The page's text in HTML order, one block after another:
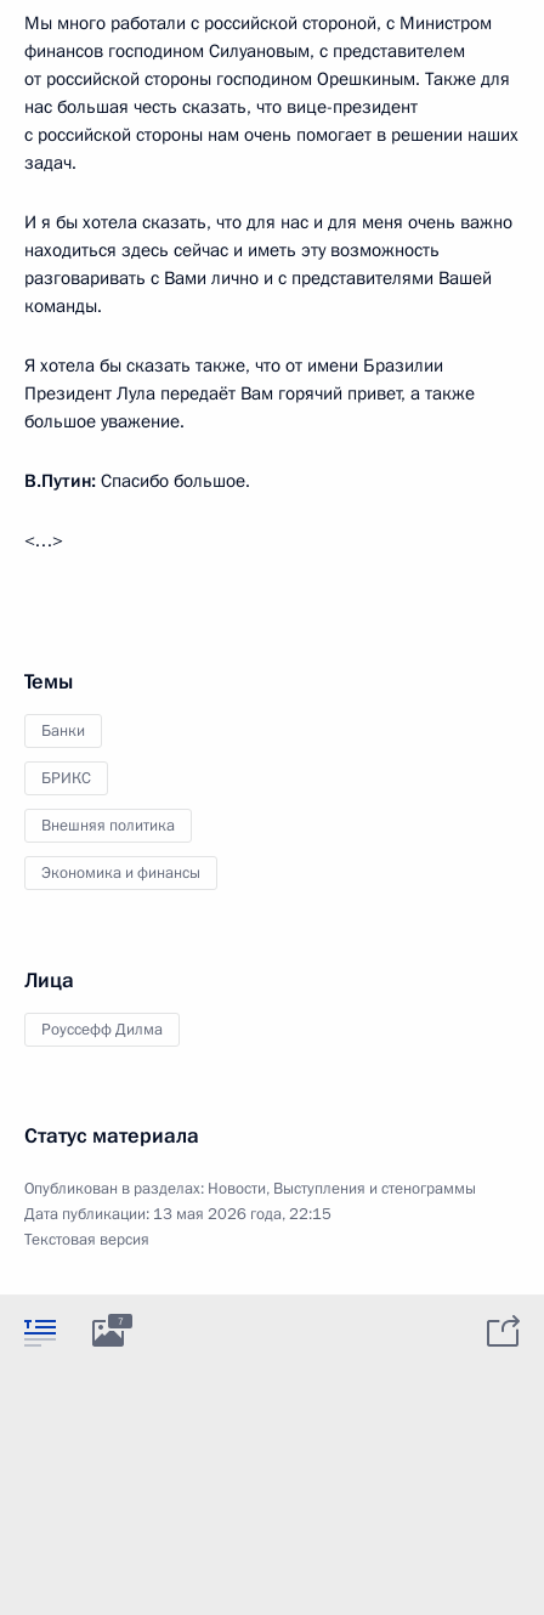
Мы много работали с российской стороной, с Министром
финансов господином Силуановым, с представителем
от российской стороны господином Орешкиным. Также для
нас большая честь сказать, что вице-президент
с российской стороны нам очень помогает в решении наших
задач.
И я бы хотела сказать, что для нас и для меня очень важно
находиться здесь сейчас и иметь эту возможность
разговаривать с Вами лично и с представителями Вашей
команды.
Я хотела бы сказать также, что от имени Бразилии
Президент Лула передаёт Вам горячий привет, а также
большое уважение.
В.Путин: Спасибо большое.
<…>
Темы
Банки
БРИКС
Внешняя политика
Экономика и финансы
Лица
Роуссефф Дилма
Статус материала
Опубликован в разделах: Новости, Выступления и стенограммы
Дата публикации: 13 мая 2026 года, 22:15
Текстовая версия
7